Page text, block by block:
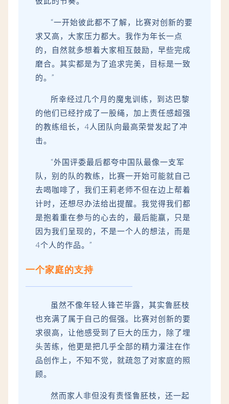
“一开始彼此都不了解，比赛对创新的要
求又高，大家压力都大。我作为年长一点
的，自然就多想着大家相互鼓励，早些完成
磨合。其实都是为了追求完美，目标是一致
的。”
所幸经过几个月的魔鬼训练，到达巴黎
的他们已经拧成了一股绳，加上责任感超强
的教练组长，4人团队向最高荣誉发起了冲
击。
“外国评委最后都夸中国队最像一支军
队，别的队的教练，比赛一开始可能就自己
去喝咖啡了，我们王莉老师不但在边上帮着
计时，还想尽办法给出提醒。我觉得我们都
是抱着重在参与的心去的，最后能赢，只是
因为我们呈现的，不是一个人的想法，而是
4个人的作品。”
一个家庭的支持
虽然不像年轻人锋芒毕露，其实鲁胚枝
也充满了属于自己的倔强。比赛对创新的要
求很高，让他感受到了巨大的压力，除了埋
头苦练，他更是把几乎全部的精力灌注在作
品创作上，不知不觉，就疏忽了对家庭的照
顾。
然而家人非但没有责怪鲁胚枝，还一起